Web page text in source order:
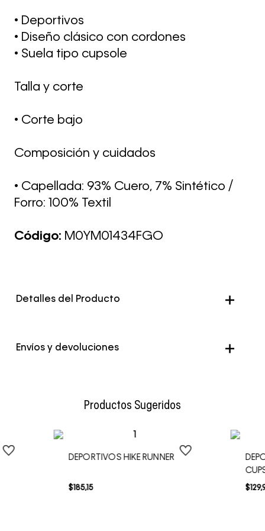
• Deportivos
• Diseño clásico con cordones
• Suela tipo cupsole
Talla y corte
• Corte bajo
Composición y cuidados
• Capellada: 93% Cuero, 7% Sintético /
Forro: 100% Textil
Código: M0YM01434FGO
Detalles del Producto
Color Morado
Envíos y devoluciones
Productos Sugeridos
DEPORTIVOS HIKE RUNNER
$185,15 $129,